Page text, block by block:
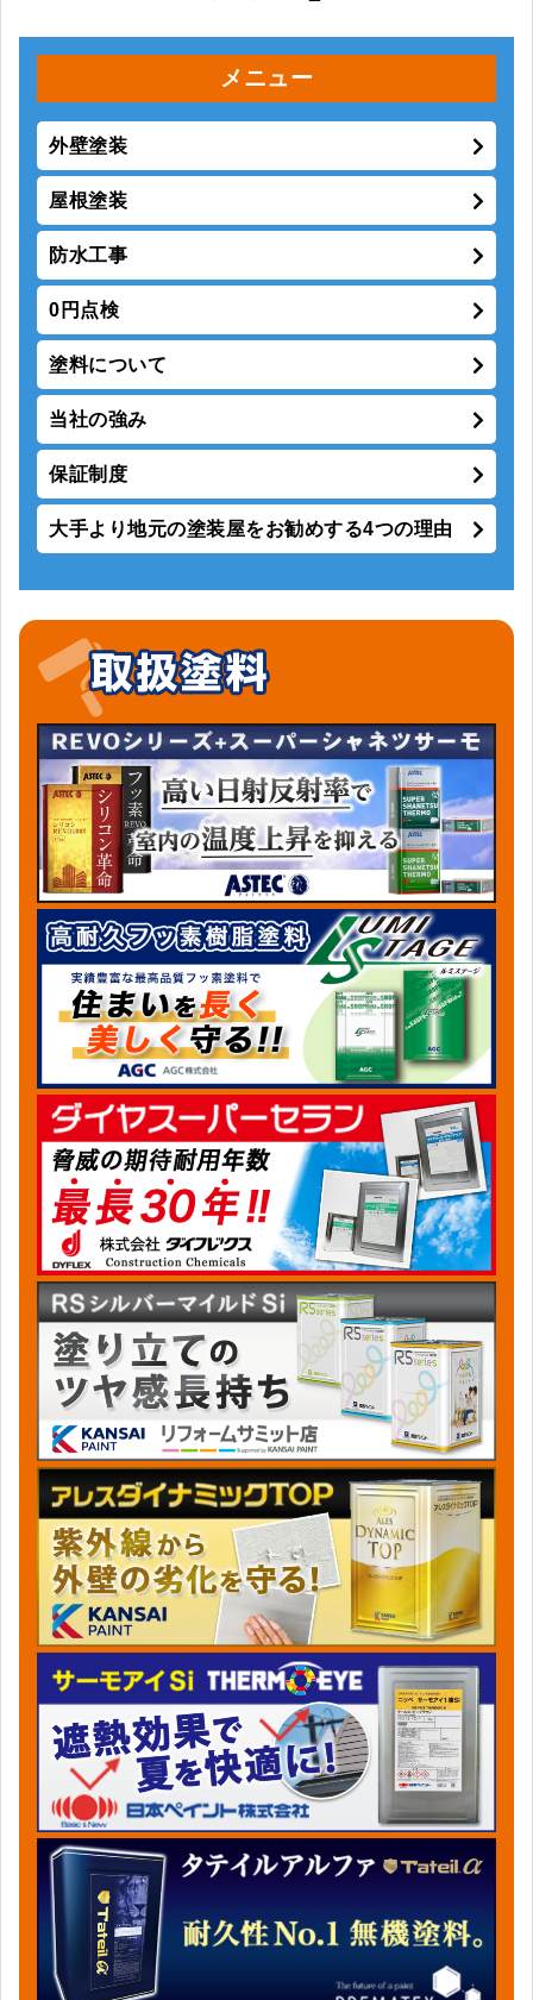
メニュー
外壁塗装
屋根塗装
防水工事
0円点検
塗料について
当社の強み
保証制度
大手より地元の塗装屋をお勧めする4つの理由